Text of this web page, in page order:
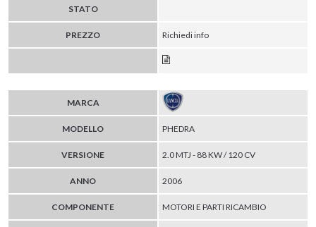
STATO
PREZZO Richiedi info
MARCA
MODELLO PHEDRA
VERSIONE 2.0 MTJ - 88 KW / 120 CV
ANNO 2006
COMPONENTE MOTORI E PARTI RICAMBIO